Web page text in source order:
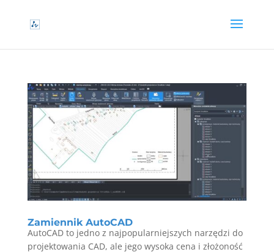
Zamiennik AutoCAD
AutoCAD to jedno z najpopularniejszych narzędzi do
projektowania CAD, ale jego wysoka cena i złożoność